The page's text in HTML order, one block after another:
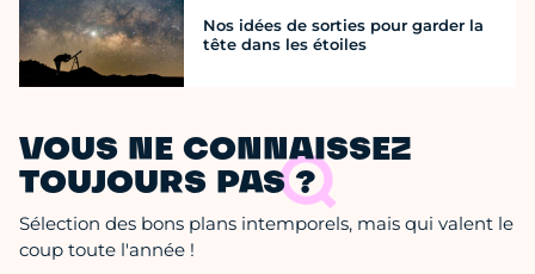
Nos idées de sorties pour garder la
tête dans les étoiles
VOUS NE CONNAISSEZ
TOUJOURS PAS ?
Sélection des bons plans intemporels, mais qui valent le
coup toute l'année !